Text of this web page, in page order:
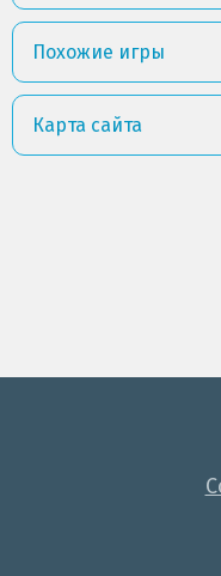
Похожие игры
Карта сайта